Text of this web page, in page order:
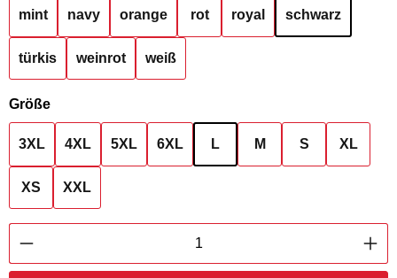
mint navy orange rot royal schwarz
türkis weinrot weiß
Größeauswählen
3XL 4XL 5XL 6XL L M S XL
XS XXL
Produkt Anzahl: Gib den gewünschten